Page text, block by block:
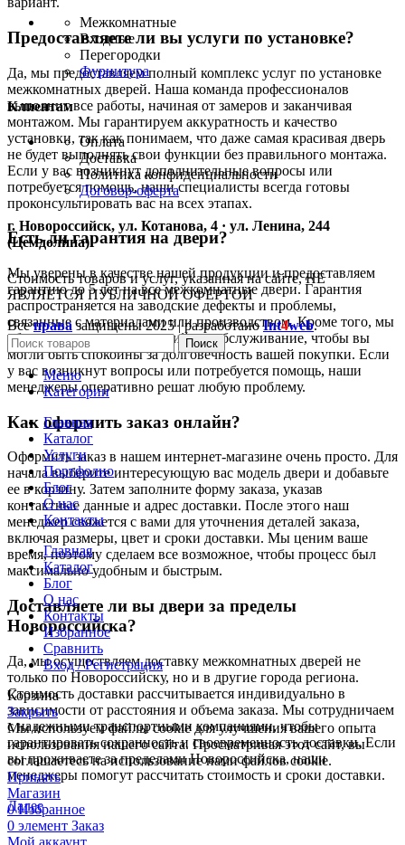
Предоставляете ли вы услуги по установке?
Да, мы предоставляем полный комплекс услуг по установке
межкомнатных дверей. Наша команда профессионалов
выполнит все работы, начиная от замеров и заканчивая
монтажом. Мы гарантируем аккуратность и качество
установки, так как понимаем, что даже самая красивая дверь
не будет выполнять свои функции без правильного монтажа.
Если у вас возникнут дополнительные вопросы или
потребуется помощь, наши специалисты всегда готовы
проконсультировать вас на всех этапах.
Есть ли гарантия на двери?
Мы уверены в качестве нашей продукции и предоставляем
гарантию до 5 лет на все межкомнатные двери. Гарантия
распространяется на заводские дефекты и проблемы,
связанные с материалами или производством. Кроме того, мы
обеспечиваем послегарантийное обслуживание, чтобы вы
могли быть спокойны за долговечность вашей покупки. Если
у вас возникнут вопросы или потребуется помощь, наши
менеджеры оперативно решат любую проблему.
Как оформить заказ онлайн?
Оформить заказ в нашем интернет-магазине очень просто. Для
начала выберите интересующую вас модель двери и добавьте
ее в корзину. Затем заполните форму заказа, указав
контактные данные и адрес доставки. После этого наш
менеджер свяжется с вами для уточнения деталей заказа,
включая размеры, цвет и сроки доставки. Мы ценим ваше
время, поэтому сделаем все возможное, чтобы процесс был
максимально удобным и быстрым.
Доставляете ли вы двери за пределы
Новороссийска?
Да, мы осуществляем доставку межкомнатных дверей не
только по Новороссийску, но и в другие города региона.
Стоимость доставки рассчитывается индивидуально в
зависимости от расстояния и объема заказа. Мы сотрудничаем
с надежными транспортными компаниями, чтобы
гарантировать сохранность и своевременность доставки. Если
вы проживаете за пределами Новороссийска, наши
менеджеры помогут рассчитать стоимость и сроки доставки.
Далее
Межкомнатные
Входные
Перегородки
Фурнитура
Клиентам
Оплата
Доставка
Политика конфиденциальности
Договор-оферта
г. Новороссийск, ул. Котанова, 4 · ул. Ленина, 244
(Цемдолина)
Стоимость товаров и услуг, указанная на сайте, НЕ
ЯВЛЯЕТСЯ ПУБЛИЧНОЙ ОФЕРТОЙ
Всеправа защищены2025 | разработаноInt4web.
Поиск
Меню
Категории
Главная
Каталог
Услуги
Портфолио
Блог
О нас
Контакты
Главная
Каталог
Блог
О нас
Контакты
Избранное
Сравнить
Вход / Регистрация
Корзина
Закрыть
Мы используем файлы cookie для улучшения вашего опыта
использования нашего сайта. Просматривая этот сайт, вы
соглашаетесь на использование нами файлов cookie.
Принять
Магазин
0Избранное
0 элемент Заказ
Мой аккаунт